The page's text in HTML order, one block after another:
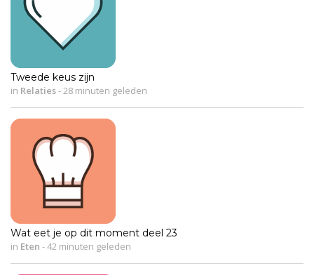
Tweede keus zijn
in Relaties- 28 minuten geleden
Wat eet je op dit moment deel 23
in Eten -42 minuten geleden